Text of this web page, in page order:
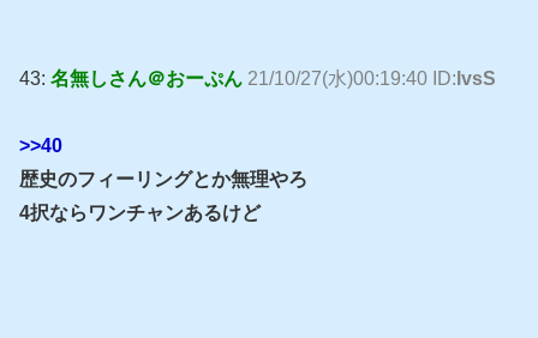
43: 名無しさん＠おーぷん 21/10/27(水)00:19:40 ID: lvsS
>>40
歴史のフィーリングとか無理やろ
4択ならワンチャンあるけど